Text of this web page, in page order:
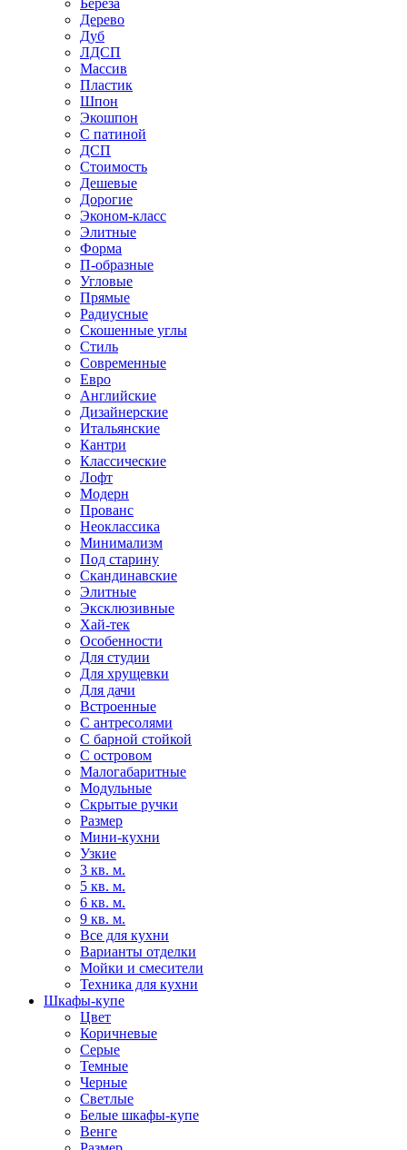
Береза
Дерево
Дуб
ЛДСП
Массив
Пластик
Шпон
Экошпон
С патиной
ДСП
Стоимость
Дешевые
Дорогие
Эконом-класс
Элитные
Форма
П-образные
Угловые
Прямые
Радиусные
Скошенные углы
Стиль
Современные
Евро
Английские
Дизайнерские
Итальянские
Кантри
Классические
Лофт
Модерн
Прованс
Неоклассика
Минимализм
Под старину
Скандинавские
Элитные
Эксклюзивные
Хай-тек
Особенности
Для студии
Для хрущевки
Для дачи
Встроенные
С антресолями
С барной стойкой
С островом
Малогабаритные
Модульные
Скрытые ручки
Размер
Мини-кухни
Узкие
3 кв. м.
5 кв. м.
6 кв. м.
9 кв. м.
Все для кухни
Варианты отделки
Мойки и смесители
Техника для кухни
Шкафы-купе
Цвет
Коричневые
Серые
Темные
Черные
Светлые
Белые шкафы-купе
Венге